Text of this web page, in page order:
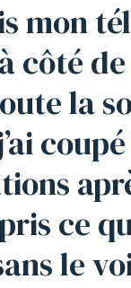
mon
côté
la
ce
le